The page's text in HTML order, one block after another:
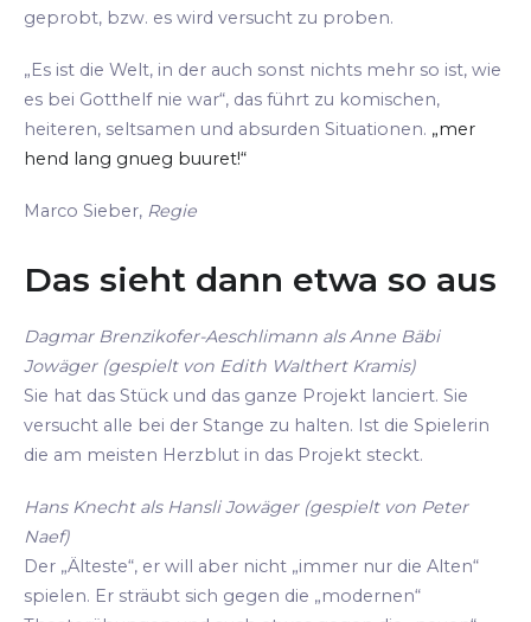
geprobt, bzw. es wird versucht zu proben.
„Es ist die Welt, in der auch sonst nichts mehr so ist, wie
es bei Gotthelf nie war“, das führt zu komischen,
heiteren, seltsamen und absurden Situationen. „mer
hend lang gnueg buuret!“
Marco Sieber, Regie
Das sieht dann etwa so aus
Dagmar Brenzikofer-Aeschlimann als Anne Bäbi
Jowäger (gespielt von Edith Walthert Kramis)
Sie hat das Stück und das ganze Projekt lanciert. Sie
versucht alle bei der Stange zu halten. Ist die Spielerin
die am meisten Herzblut in das Projekt steckt.
Hans Knecht als Hansli Jowäger (gespielt von Peter
Naef)
Der „Älteste“, er will aber nicht „immer nur die Alten“
spielen. Er sträubt sich gegen die „modernen“